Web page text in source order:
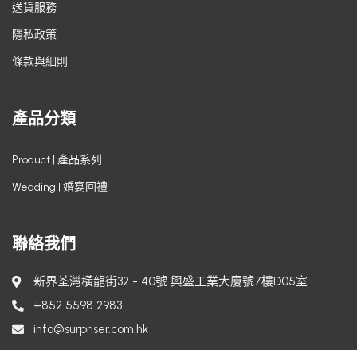
送貨服務
隱私政策
條款與細則
產品分類
Product | 產品系列
Wedding | 婚宴回禮
聯絡我們
新界荃灣橫龍街32 - 40號 興盛工業大廈號7樓D05室
+852 5598 2983
info@surpriser.com.hk